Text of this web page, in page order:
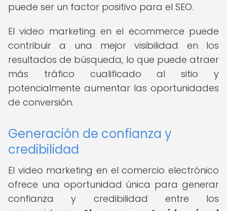
puede ser un factor positivo para el SEO.
El video marketing en el ecommerce puede
contribuir a una mejor visibilidad en los
resultados de búsqueda, lo que puede atraer
más tráfico cualificado al sitio y
potencialmente aumentar las oportunidades
de conversión.
Generación de confianza y
credibilidad
El video marketing en el comercio electrónico
ofrece una oportunidad única para generar
confianza y credibilidad entre los